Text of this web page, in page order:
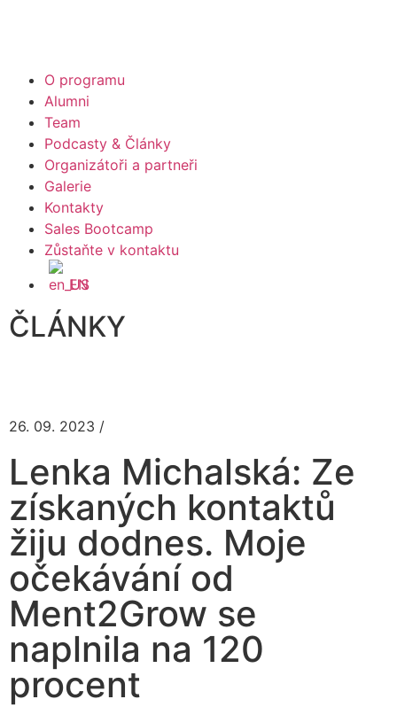
O programu
Alumni
Team
Podcasty & Články
Organizátoři a partneři
Galerie
Kontakty
Sales Bootcamp
Zůstaňte v kontaktu
EN
ČLÁNKY
26. 09. 2023 /
Lenka Michalská: Ze
získaných kontaktů
žiju dodnes. Moje
očekávání od
Ment2Grow se
naplnila na 120
procent